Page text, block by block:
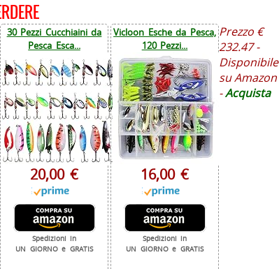
30 Pezzi Cucchiaini da
Pesca Esca...
20,00 €
Spedizioni in
UN GIORNO e GRATIS
Vicloon Esche da Pesca,
120 Pezzi...
16,00 €
Spedizioni in
UN GIORNO e GRATIS
Prezzo €
232.47 -
Disponibile
su Amazon
-Acquista